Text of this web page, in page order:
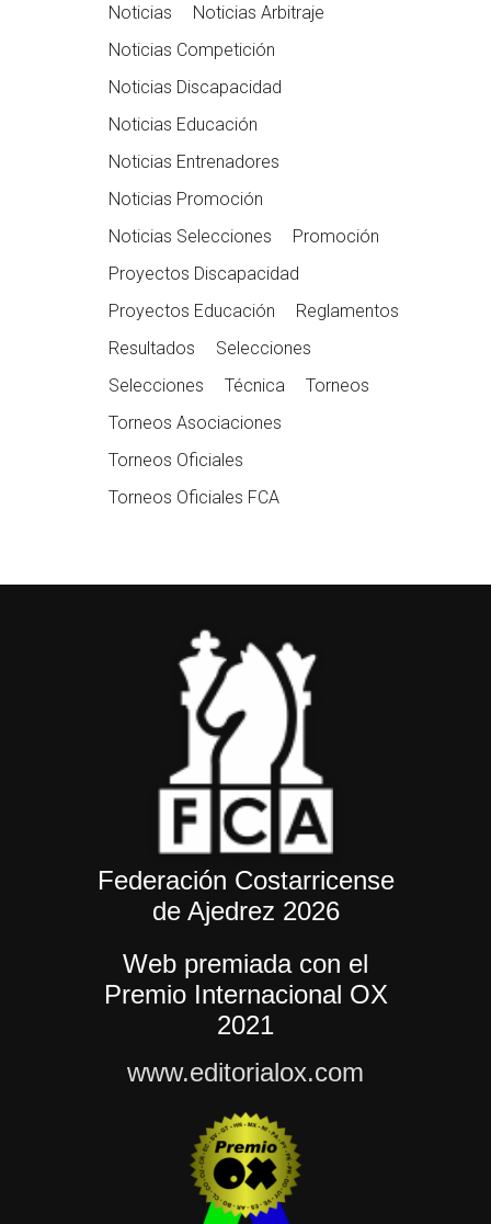
Noticias
Noticias Arbitraje
Noticias Competición
Noticias Discapacidad
Noticias Educación
Noticias Entrenadores
Noticias Promoción
Noticias Selecciones
Promoción
Proyectos Discapacidad
Proyectos Educación
Reglamentos
Resultados
Selecciones
Selecciones
Técnica
Torneos
Torneos Asociaciones
Torneos Oficiales
Torneos Oficiales FCA
Federación Costarricense
de Ajedrez 2026
Web premiada con el
Premio Internacional OX
2021
www.editorialox.com